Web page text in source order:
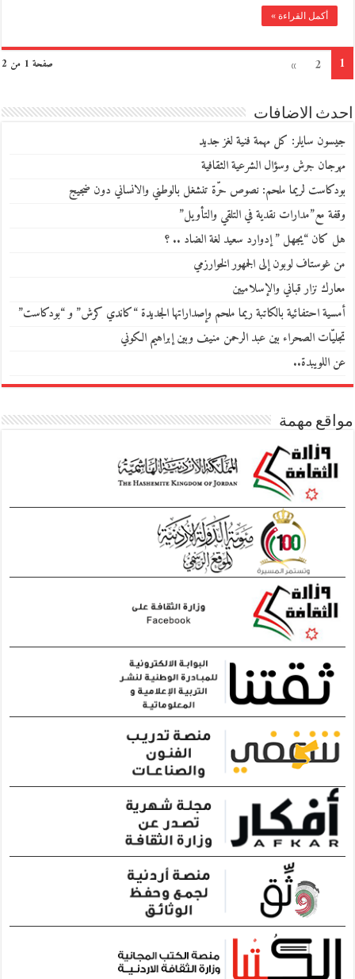
أكمل القراءة »
صفحة 1 من 2 1
2
»
احدث الاضافات
جيسون سايلر: كل مهمة فنية لغز جديد
مهرجان جرش وسؤال الشرعية الثقافية
بودكاست لريما ملحم: نصوص حرّة تنشغل بالوطني والانساني دون ضجيج
وقفة مع”مدارات نقدية في التلقي والتأويل”
هل كان “يجهل ” إدوارد سعيد لغة الضاد .. ؟
من غوستاف لوبون إلى الجمهور الخوارزمي
معارك نزار قباني والإسلاميين
أمسية احتفائية بالكاتبة ريما ملحم وإصداراتها الجديدة “كاندي كرش” و “بودكاست”
تجليّات الصحراء بين عبد الرحمن منيف وبين إبراهيم الكوني
عن اللويبدة..
مواقع مهمة